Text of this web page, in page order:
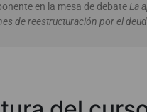
en la mesa de debateLa
de reestructuración por el